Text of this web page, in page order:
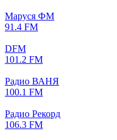
Маруся ФМ
91.4 FM
DFM
101.2 FM
Радио ВАНЯ
100.1 FM
Радио Рекорд
106.3 FM